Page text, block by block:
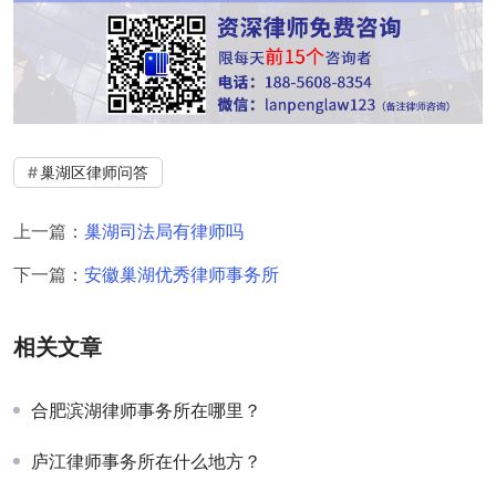
巢湖区律师问答
上一篇： 巢湖司法局有律师吗
下一篇： 安徽巢湖优秀律师事务所
相关文章
合肥滨湖律师事务所在哪里？
庐江律师事务所在什么地方？